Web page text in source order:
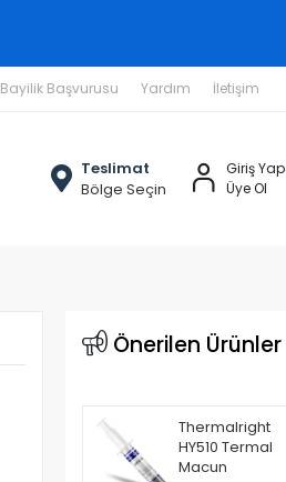
Bayilik Başvurusu Yardım İletişim
Teslimat
Bölge Seçin
Giriş Yap
Üye Ol
Önerilen Ürünler
Thermalright
HY510 Termal
Macun